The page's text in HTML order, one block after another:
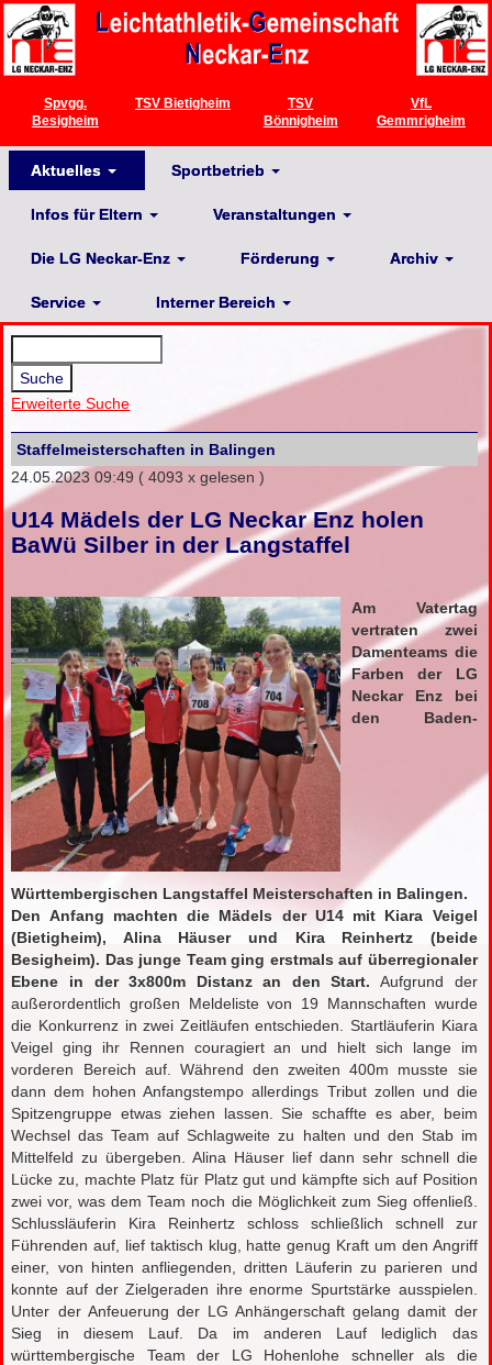
Spvgg.
Besigheim
TSV Bietigheim
TSV
Bönnigheim
VfL
Gemmrigheim
Aktuelles Sportbetrieb
Infos für Eltern Veranstaltungen
Die LG Neckar-Enz Förderung Archiv
Service Interner Bereich
Erweiterte Suche
Staffelmeisterschaften in Balingen
24.05.2023 09:49 ( 4093 x gelesen )
U14 Mädels der LG Neckar Enz holen
BaWü Silber in der Langstaffel
Am Vatertag
vertraten zwei
Damenteams die
Farben der LG
Neckar Enz bei
den Baden-
Württembergischen Langstaffel Meisterschaften in Balingen.
Den Anfang machten die Mädels der U14 mit Kiara Veigel
(Bietigheim), Alina Häuser und Kira Reinhertz (beide
Besigheim). Das junge Team ging erstmals auf überregionaler
Ebene in der 3x800m Distanz an den Start. Aufgrund der
außerordentlich großen Meldeliste von 19 Mannschaften wurde
die Konkurrenz in zwei Zeitläufen entschieden. Startläuferin Kiara
Veigel ging ihr Rennen couragiert an und hielt sich lange im
vorderen Bereich auf. Während den zweiten 400m musste sie
dann dem hohen Anfangstempo allerdings Tribut zollen und die
Spitzengruppe etwas ziehen lassen. Sie schaffte es aber, beim
Wechsel das Team auf Schlagweite zu halten und den Stab im
Mittelfeld zu übergeben. Alina Häuser lief dann sehr schnell die
Lücke zu, machte Platz für Platz gut und kämpfte sich auf Position
zwei vor, was dem Team noch die Möglichkeit zum Sieg offenließ.
Schlussläuferin Kira Reinhertz schloss schließlich schnell zur
Führenden auf, lief taktisch klug, hatte genug Kraft um den Angriff
einer, von hinten anfliegenden, dritten Läuferin zu parieren und
konnte auf der Zielgeraden ihre enorme Spurtstärke ausspielen.
Unter der Anfeuerung der LG Anhängerschaft gelang damit der
Sieg in diesem Lauf. Da im anderen Lauf lediglich das
württembergische Team der LG Hohenlohe schneller als die